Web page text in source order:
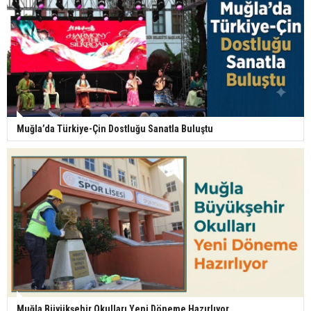
Muğla’da Türkiye-Çin Dostluğu Sanatla Buluştu
Muğla Büyükşehir Okulları Yeni Döneme Hazırlıyor